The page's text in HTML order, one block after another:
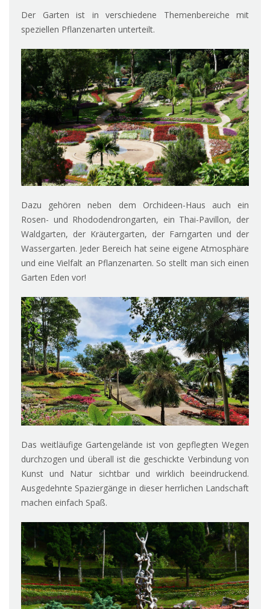
Der Garten ist in verschiedene Themenbereiche mit
speziellen Pflanzenarten unterteilt.
Dazu gehören neben dem Orchideen-Haus auch ein
Rosen- und Rhododendrongarten, ein Thai-Pavillon, der
Waldgarten, der Kräutergarten, der Farngarten und der
Wassergarten. Jeder Bereich hat seine eigene Atmosphäre
und eine Vielfalt an Pflanzenarten. So stellt man sich einen
Garten Eden vor!
Das weitläufige Gartengelände ist von gepflegten Wegen
durchzogen und überall ist die geschickte Verbindung von
Kunst und Natur sichtbar und wirklich beeindruckend.
Ausgedehnte Spaziergänge in dieser herrlichen Landschaft
machen einfach Spaß.